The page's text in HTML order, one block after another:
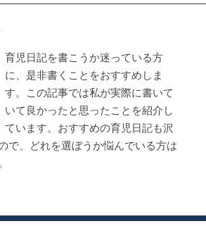
育児日記を書こうか迷っている方
に、是非書くことをおすすめしま
す。この記事では私が実際に書いて
いて良かったと思ったことを紹介し
ています。おすすめの育児日記も沢
で、どれを選ぼうか悩んでいる方は